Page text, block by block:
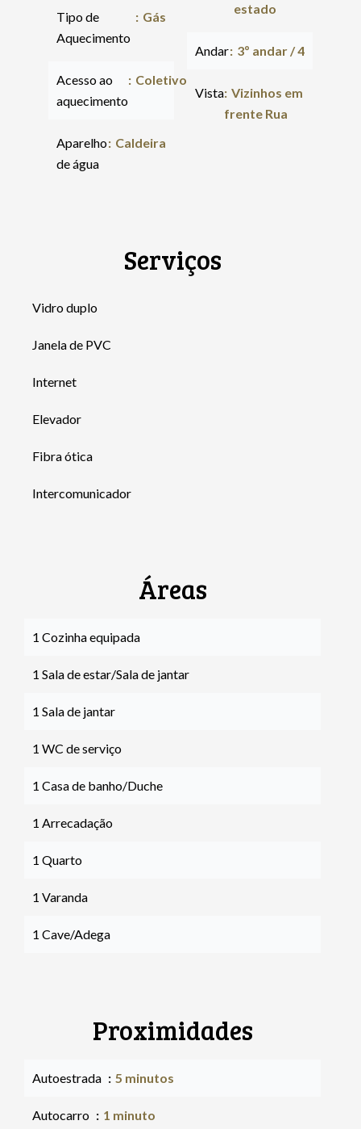
Tipo de
Aquecimento
Gás
Acesso ao
aquecimento
Coletivo
Aparelho
de água
Caldeira
estado
Andar 3º andar / 4
Vista Vizinhos em
frente Rua
Serviços
Vidro duplo
Janela de PVC
Internet
Elevador
Fibra ótica
Intercomunicador
Áreas
1 Cozinha equipada
1 Sala de estar/Sala de jantar
1 Sala de jantar
1 WC de serviço
1 Casa de banho/Duche
1 Arrecadação
1 Quarto
1 Varanda
1 Cave/Adega
Proximidades
Autoestrada 5 minutos
Autocarro 1 minuto